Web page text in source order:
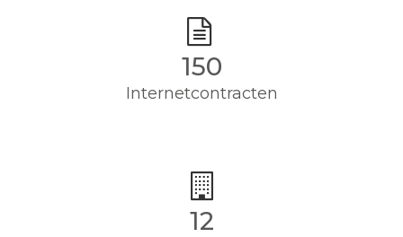
150
Internetcontracten
12